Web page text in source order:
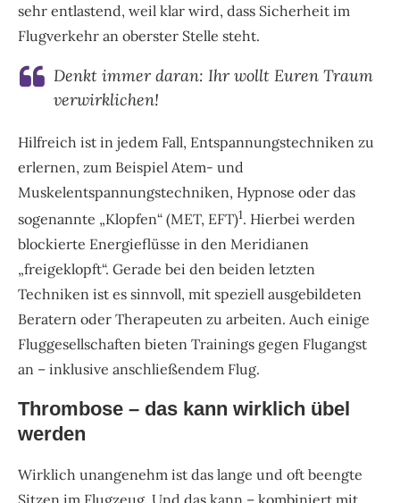
sehr entlastend, weil klar wird, dass Sicherheit im
Flugverkehr an oberster Stelle steht.
Denkt immer daran: Ihr wollt Euren Traum
verwirklichen!
Hilfreich ist in jedem Fall, Entspannungstechniken zu
erlernen, zum Beispiel Atem- und
Muskelentspannungstechniken, Hypnose oder das
sogenannte „Klopfen“ (MET, EFT)1. Hierbei werden
blockierte Energieflüsse in den Meridianen
„freigeklopft“. Gerade bei den beiden letzten
Techniken ist es sinnvoll, mit speziell ausgebildeten
Beratern oder Therapeuten zu arbeiten. Auch einige
Fluggesellschaften bieten Trainings gegen Flugangst
an – inklusive anschließendem Flug.
Thrombose – das kann wirklich übel
werden
Wirklich unangenehm ist das lange und oft beengte